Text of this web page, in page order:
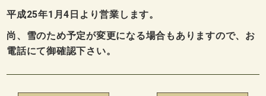
平成25年1月4日より営業します。
尚、雪のため予定が変更になる場合もありますので、お
電話にて御確認下さい。